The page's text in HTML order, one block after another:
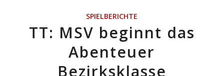
SPIELBERICHTE
TT: MSV beginnt das
Abenteuer
Bezirksklasse